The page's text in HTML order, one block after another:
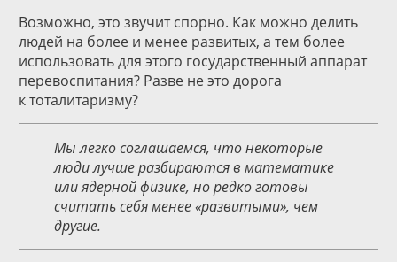
Возможно, это звучит спорно. Как можно делить
людей на более и менее развитых, а тем более
использовать для этого государственный аппарат
перевоспитания? Разве не это дорога
к тоталитаризму?
Мы легко соглашаемся, что некоторые
люди лучше разбираются в математике
или ядерной физике, но редко готовы
считать себя менее «развитыми», чем
другие.